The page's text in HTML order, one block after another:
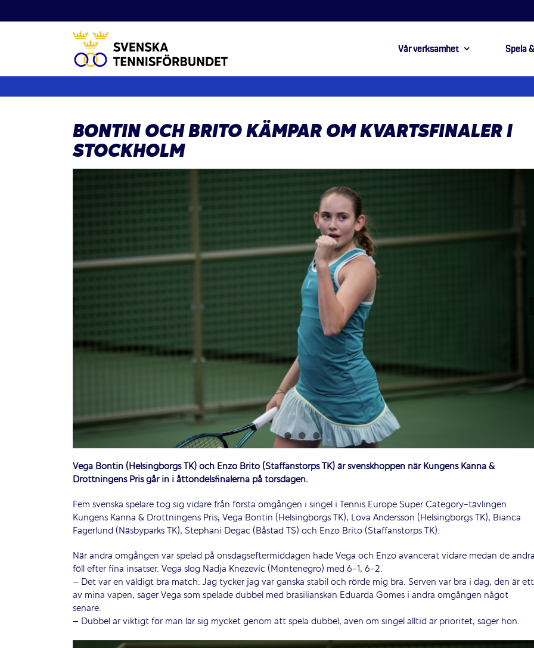
till
Vår verksamhet Spela
BONTIN OCH BRITO KÄMPAR OM KVARTSFINALER I
STOCKHOLM
Vega Bontin (Helsingborgs TK) och Enzo Brito (Staffanstorps TK) är svenskhoppen när Kungens Kanna &
Drottningens Pris går in i åttondelsfinalerna på torsdagen.
Fem svenska spelare tog sig vidare från första omgången i singel i Tennis Europe Super Category-tävlingen
Kungens Kanna & Drottningens Pris; Vega Bontin (Helsingborgs TK), Lova Andersson (Helsingborgs TK), Bianca
Fagerlund (Näsbyparks TK), Stephani Degac (Båstad TS) och Enzo Brito (Staffanstorps TK).
När andra omgången var spelad på onsdagseftermiddagen hade Vega och Enzo avancerat vidare medan de
föll efter fina insatser. Vega slog Nadja Knezevic (Montenegro) med 6-1, 6-2.
– Det var en väldigt bra match. Jag tycker jag var ganska stabil och rörde mig bra. Serven var bra i dag, den är ett
av mina vapen, säger Vega som spelade dubbel med brasilianskan Eduarda Gomes i andra omgången något
senare.
– Dubbel är viktigt för man lär sig mycket genom att spela dubbel, även om singel alltid är prioritet, säger hon.